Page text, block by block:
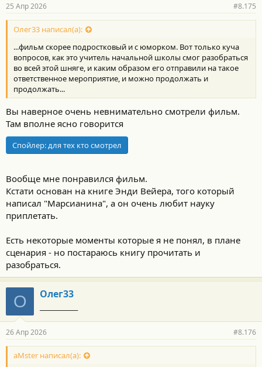
25 Апр 2026 #8.175
Олег33 написал(а):
...фильм скорее подростковый и с юморком. Вот только куча
вопросов, как это учитель начальной школы смог разобраться
во всей этой шняге, и каким образом его отправили на такое
ответственное мероприятие, и можно продолжать и
продолжать...
Вы наверное очень невнимательно смотрели фильм.
Там вполне ясно говорится
Спойлер:для тех кто смотрел
Вообще мне понравился фильм.
Кстати основан на книге Энди Вейера, того который
написал "Марсианина", а он очень любит науку
приплетать.
Есть некоторые моменты которые я не понял, в плане
сценария - но постараюсь книгу прочитать и
разобраться.
О Олег33
26 Апр 2026 #8.176
aMster написал(а):